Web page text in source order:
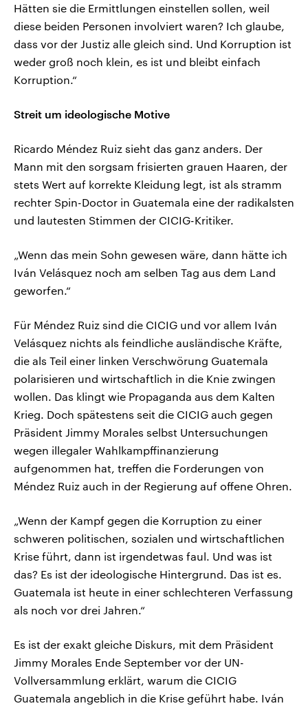
Hätten sie die Ermittlungen einstellen sollen, weil
diese beiden Personen involviert waren? Ich glaube,
dass vor der Justiz alle gleich sind. Und Korruption ist
weder groß noch klein, es ist und bleibt einfach
Korruption.“
Streit um ideologische Motive
Ricardo Méndez Ruiz sieht das ganz anders. Der
Mann mit den sorgsam frisierten grauen Haaren, der
stets Wert auf korrekte Kleidung legt, ist als stramm
rechter Spin-Doctor in Guatemala eine der radikalsten
und lautesten Stimmen der CICIG-Kritiker.
„Wenn das mein Sohn gewesen wäre, dann hätte ich
Iván Velásquez noch am selben Tag aus dem Land
geworfen.“
Für Méndez Ruiz sind die CICIG und vor allem Iván
Velásquez nichts als feindliche ausländische Kräfte,
die als Teil einer linken Verschwörung Guatemala
polarisieren und wirtschaftlich in die Knie zwingen
wollen. Das klingt wie Propaganda aus dem Kalten
Krieg. Doch spätestens seit die CICIG auch gegen
Präsident Jimmy Morales selbst Untersuchungen
wegen illegaler Wahlkampffinanzierung
aufgenommen hat, treffen die Forderungen von
Méndez Ruiz auch in der Regierung auf offene Ohren.
„Wenn der Kampf gegen die Korruption zu einer
schweren politischen, sozialen und wirtschaftlichen
Krise führt, dann ist irgendetwas faul. Und was ist
das? Es ist der ideologische Hintergrund. Das ist es.
Guatemala ist heute in einer schlechteren Verfassung
als noch vor drei Jahren.“
Es ist der exakt gleiche Diskurs, mit dem Präsident
Jimmy Morales Ende September vor der UN-
Vollversammlung erklärt, warum die CICIG
Guatemala angeblich in die Krise geführt habe. Iván